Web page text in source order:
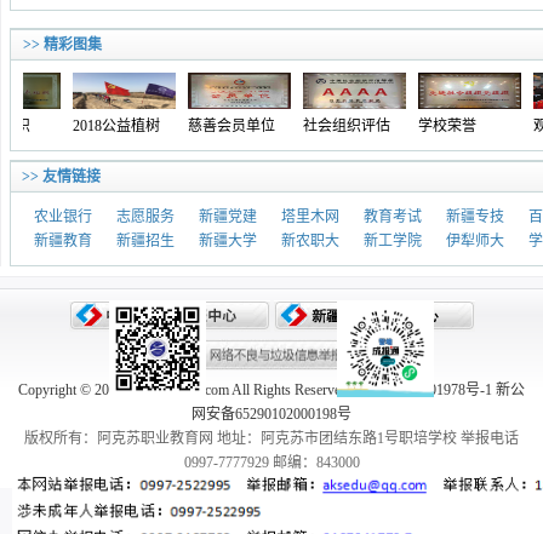
>> 精彩图集
2018公益植树 慈善会员单位 社会组织评估 学校荣誉 观摩现
>> 友情链接
农业银行 志愿服务 新疆党建 塔里木网 教育考试 新疆专技
新疆教育
新疆招生 新疆大学 新农职大 新工学院 伊犁师大
Copyright © 2005-2026 aksedu.com All Rights Reserved. 新ICP备10001978号-1 新公
网安备65290102000198号
版权所有：阿克苏职业教育网 地址：阿克苏市团结东路1号职培学校 举报电话
0997-7777929 邮编：843000